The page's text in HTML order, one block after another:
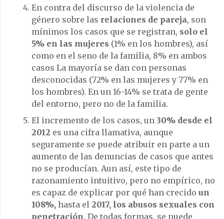
En contra del discurso de la violencia de
género sobre las relaciones de pareja, son
mínimos los casos que se registran, solo el
5% en las mujeres (1% en los hombres), así
como en el seno de la familia, 8% en ambos
casos La mayoría se dan con personas
desconocidas (72% en las mujeres y 77% en
los hombres). En un 16-14% se trata de gente
del entorno, pero no de la familia.
El incremento de los casos, un 30% desde el
2012 es una cifra llamativa, aunque
seguramente se puede atribuir en parte a un
aumento de las denuncias de casos que antes
no se producían. Aun así, este tipo de
razonamiento intuitivo, pero no empírico, no
es capaz de explicar por qué han crecido un
108%, hasta el 2017, los abusos sexuales con
penetración. De todas formas, se puede